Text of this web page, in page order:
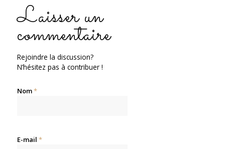
Laisser un
commentaire
Rejoindre la discussion?
N’hésitez pas à contribuer !
Nom*
E-mail *